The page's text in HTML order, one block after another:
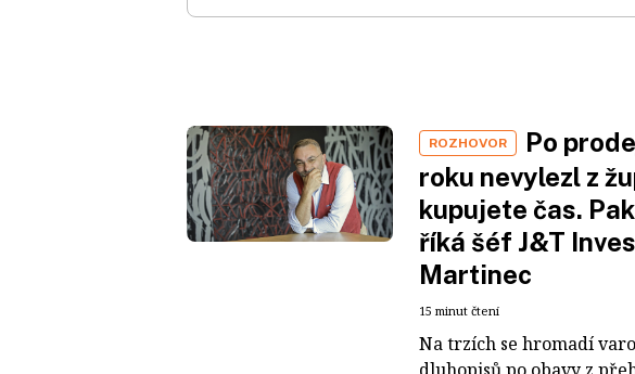
ROZHOVOR
Po
roku nevylezl z
kupujete čas.
říká šéf J&T
Martinec
15 minut čtení
Na trzích se hromadí